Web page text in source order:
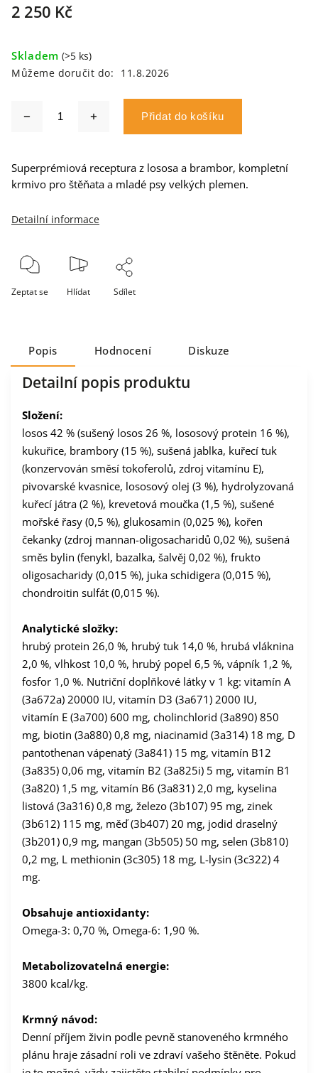
2 250 Kč
Skladem (>5 ks)
Můžeme doručit do:
11.8.2026
Přidat do košíku
Superprémiová receptura z lososa a brambor, kompletní
krmivo pro štěňata a mladé psy velkých plemen.
Detailní informace
Zeptat se Hlídat Sdílet
Popis Hodnocení Diskuze
Detailní popis produktu
Složení:
losos 42 % (sušený losos 26 %, lososový protein 16 %),
kukuřice, brambory (15 %), sušená jablka, kuřecí tuk
(konzervován směsí tokoferolů, zdroj vitamínu E),
pivovarské kvasnice, lososový olej (3 %), hydrolyzovaná
kuřecí játra (2 %), krevetová moučka (1,5 %), sušené
mořské řasy (0,5 %), glukosamin (0,025 %), kořen
čekanky (zdroj mannan-oligosacharidů 0,02 %), sušená
směs bylin (fenykl, bazalka, šalvěj 0,02 %), frukto
oligosacharidy (0,015 %), juka schidigera (0,015 %),
chondroitin sulfát (0,015 %).
Analytické složky:
hrubý protein 26,0 %, hrubý tuk 14,0 %, hrubá vláknina
2,0 %, vlhkost 10,0 %, hrubý popel 6,5 %, vápník 1,2 %,
fosfor 1,0 %. Nutriční doplňkové látky v 1 kg: vitamín A
(3a672a) 20000 IU, vitamín D3 (3a671) 2000 IU,
vitamín E (3a700) 600 mg, cholinchlorid (3a890) 850
mg, biotin (3a880) 0,8 mg, niacinamid (3a314) 18 mg, D
pantothenan vápenatý (3a841) 15 mg, vitamín B12
(3a835) 0,06 mg, vitamín B2 (3a825i) 5 mg, vitamín B1
(3a820) 1,5 mg, vitamín B6 (3a831) 2,0 mg, kyselina
listová (3a316) 0,8 mg, železo (3b107) 95 mg, zinek
(3b612) 115 mg, měď (3b407) 20 mg, jodid draselný
(3b201) 0,9 mg, mangan (3b505) 50 mg, selen (3b810)
0,2 mg, L methionin (3c305) 18 mg, L-lysin (3c322) 4
mg.
Obsahuje antioxidanty:
Omega-3: 0,70 %, Omega-6: 1,90 %.
Metabolizovatelná energie:
3800 kcal/kg.
Krmný návod:
Denní příjem živin podle pevně stanoveného krmného
plánu hraje zásadní roli ve zdraví vašeho štěněte. Pokud